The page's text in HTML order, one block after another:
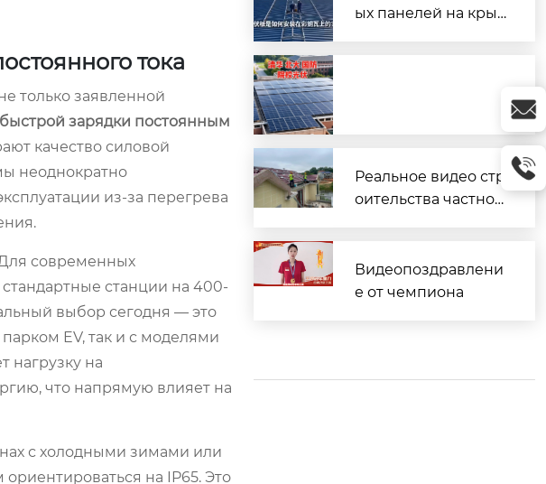
тока
только заявленной
зарядки постоянным
качество силовой
неоднократно
из-за перегрева
современных
станции на 400-
выбор сегодня — это
EV, так и с моделями
нагрузку на
что напрямую влияет на
с холодными зимами или
на IP65. Это
ых панелей на кры
Реальное видео стр
оительства частног
Видеопоздравлени
е от чемпиона